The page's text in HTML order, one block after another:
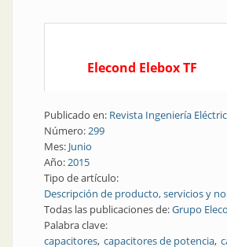
Elecond Elebox TF
Publicado en: Revista Ingeniería
Número:299
Mes: Junio
Año:2015
Tipo de artículo:
Descripción de producto, servicios y
Todas las publicaciones de:Grupo
Palabra clave:
capacitores capacitores de potencia